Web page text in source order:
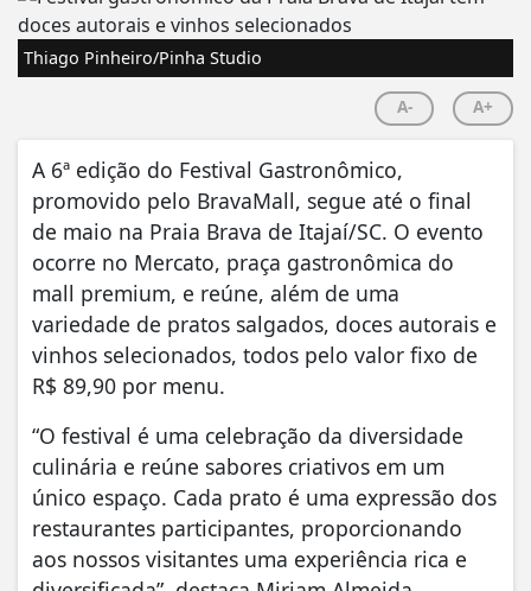
Thiago Pinheiro/Pinha Studio
A- A+
A 6ª edição do Festival Gastronômico,
promovido pelo BravaMall, segue até o final
de maio na Praia Brava de Itajaí/SC. O evento
ocorre no Mercato, praça gastronômica do
mall premium, e reúne, além de uma
variedade de pratos salgados, doces autorais e
vinhos selecionados, todos pelo valor fixo de
R$ 89,90 por menu.
“O festival é uma celebração da diversidade
culinária e reúne sabores criativos em um
único espaço. Cada prato é uma expressão dos
restaurantes participantes, proporcionando
aos nossos visitantes uma experiência rica e